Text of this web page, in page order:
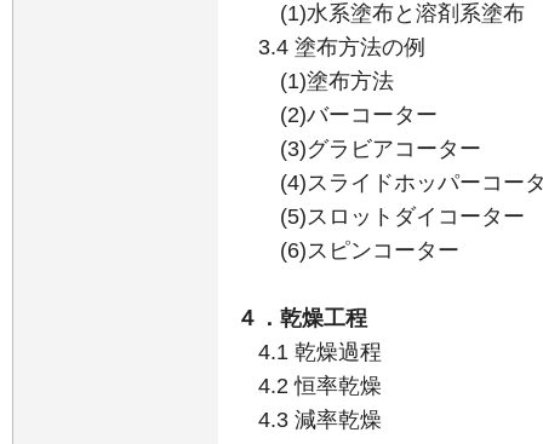
(1)水系塗布と溶剤系塗布
3.4 塗布方法の例
(1)塗布方法
(2)バーコーター
(3)グラビアコーター
(4)スライドホッパーコー
(5)スロットダイコーター
(6)スピンコーター
４．乾燥工程
4.1 乾燥過程
4.2 恒率乾燥
4.3 減率乾燥